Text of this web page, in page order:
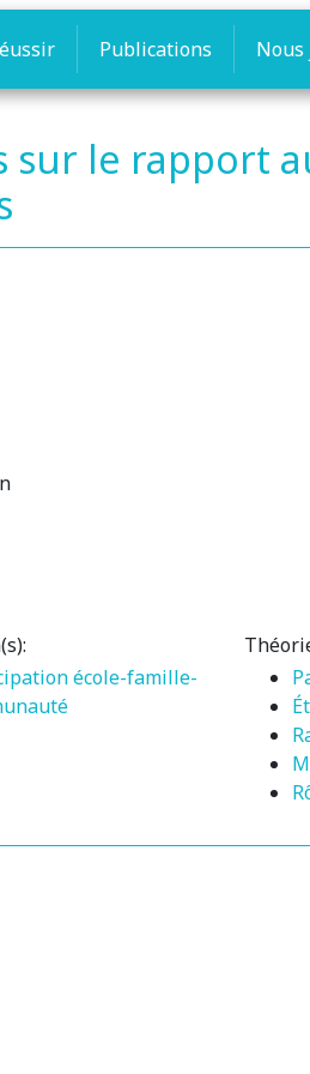
Publications
sur le rapport
école-famille-